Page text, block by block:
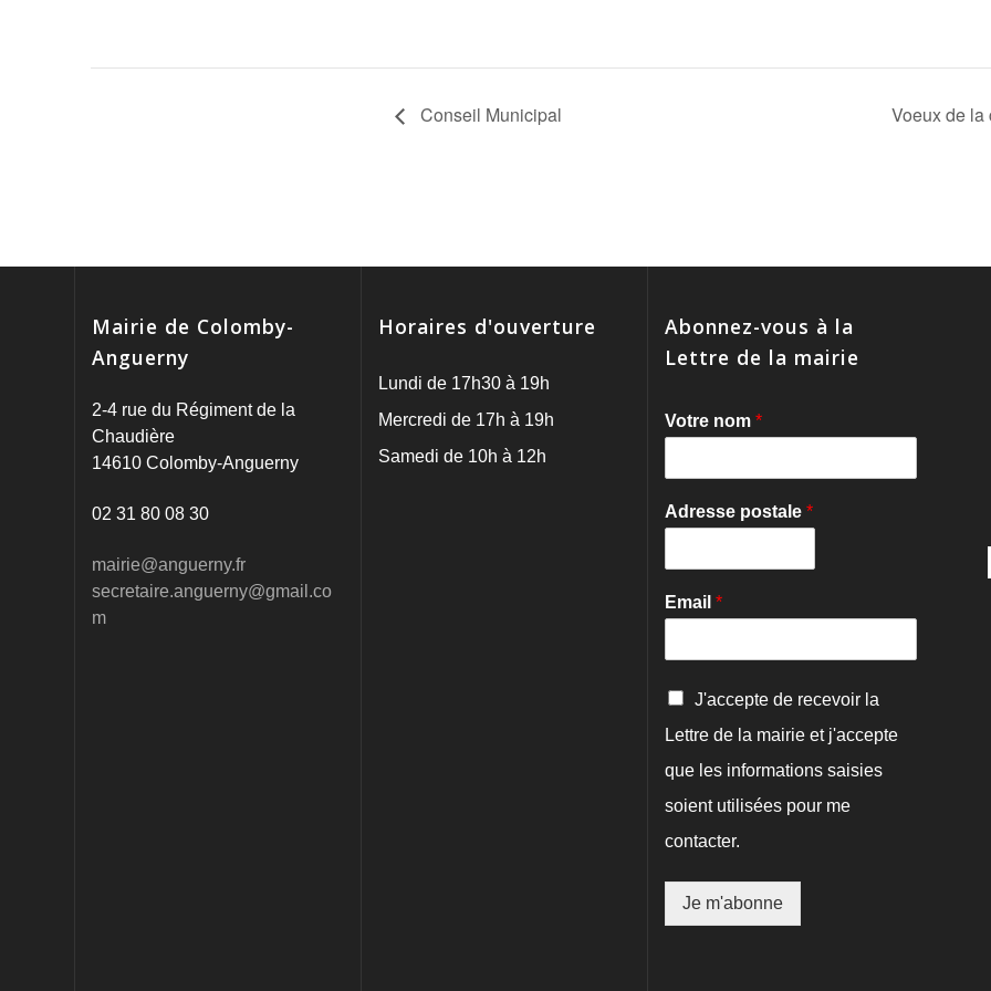
Conseil Municipal Voeux de la
Mairie de Colomby-
Anguerny
2-4 rue du Régiment de la
Chaudière
14610 Colomby-Anguerny
02 31 80 08 30
mairie@anguerny.fr
secretaire.anguerny@gmail.co
m
Horaires d'ouverture
Lundi de 17h30 à 19h
Mercredi de 17h à 19h
Samedi de 10h à 12h
Abonnez-vous à la
Lettre de la mairie
Votre nom *
Adresse postale *
Email *
C
n
i
r
a
J'accepte de recevoir la
Lettre de la mairie et j'accepte
que les informations saisies
soient utilisées pour me
contacter.
Je m'abonne